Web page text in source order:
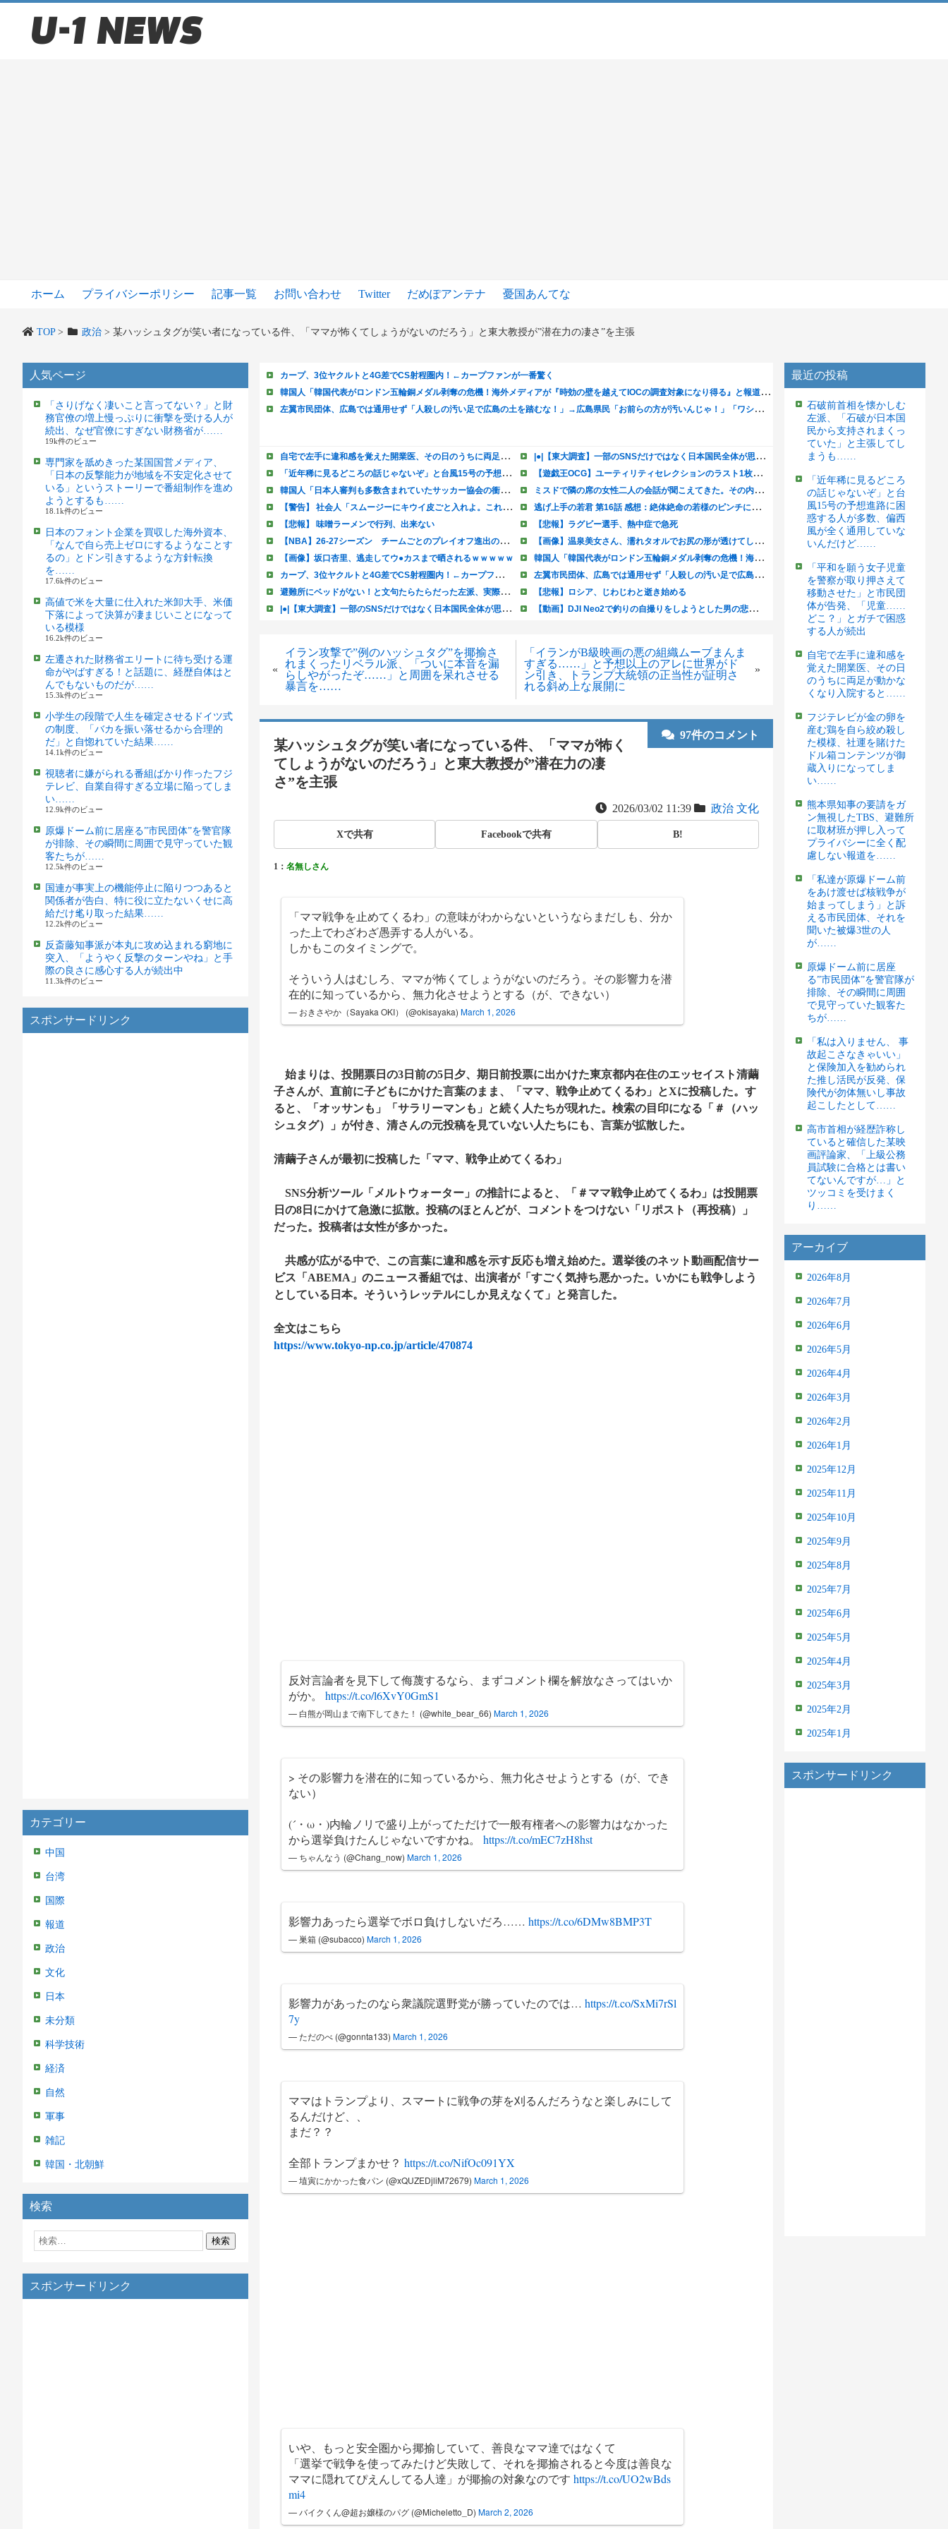
ホーム プライバシーポリシー 記事一覧 お問い合わせ Twitter だめぽアンテナ 憂国あんてな
TOP> 政治> 某ハッシュタグが笑い者になっている件、「ママが怖くてしょうがないのだろう」と東大教授が”潜在力の凄さ”を主張
人気ページ
「さりげなく凄いこと言ってない？」と財
務官僚の増上慢っぷりに衝撃を受ける人が
続出、なぜ官僚にすぎない財務省が……
19k件のビュー
専門家を舐めきった某国国営メディア、
「日本の反撃能力が地域を不安定化させて
いる」というストーリーで番組制作を進め
ようとするも……
18.1k件のビュー
日本のフォント企業を買収した海外資本、
「なんで自ら売上ゼロにするようなことす
るの」とドン引きするような方針転換
を……
17.6k件のビュー
高値で米を大量に仕入れた米卸大手、米価
下落によって決算が凄まじいことになって
いる模様
16.2k件のビュー
左遷された財務省エリートに待ち受ける運
命がやばすぎる！と話題に、経歴自体はと
んでもないものだが……
15.3k件のビュー
小学生の段階で人生を確定させるドイツ式
の制度、「バカを振い落せるから合理的
だ」と自惚れていた結果……
14.1k件のビュー
視聴者に嫌がられる番組ばかり作ったフジ
テレビ、自業自得すぎる立場に陥ってしま
い……
12.9k件のビュー
原爆ドーム前に居座る”市民団体”を警官隊
が排除、その瞬間に周囲で見守っていた観
客たちが……
12.5k件のビュー
国連が事実上の機能停止に陥りつつあると
関係者が告白、特に役に立たないくせに高
給だけ毟り取った結果……
12.2k件のビュー
反斎藤知事派が本丸に攻め込まれる窮地に
突入、「ようやく反撃のターンやね」と手
際の良さに感心する人が続出中
11.3k件のビュー
スポンサードリンク
カテゴリー
中国
台湾
国際
報道
政治
文化
日本
未分類
科学技術
経済
自然
軍事
雑記
韓国・北朝鮮
検索
スポンサードリンク
«
イラン攻撃で”例のハッシュタグ”を揶揄さ
れまくったリベラル派、「ついに本音を漏
らしやがったぞ……」と周囲を呆れさせる
暴言を……
「イランがB級映画の悪の組織ムーブまんま
すぎる……」と予想以上のアレに世界がド
ン引き、トランプ大統領の正当性が証明さ
れる斜め上な展開に
»
97件のコメント
某ハッシュタグが笑い者になっている件、「ママが怖く
てしょうがないのだろう」と東大教授が”潜在力の凄
さ”を主張
2026/03/02 11:39 政治 文化
Xで共有 Facebookで共有 B!
1： 名無しさん
「ママ戦争を止めてくるわ」の意味がわからないというならまだしも、分か
った上でわざわざ愚弄する人がいる。
しかもこのタイミングで。
そういう人はむしろ、ママが怖くてしょうがないのだろう。その影響力を潜
在的に知っているから、無力化させようとする（が、できない）
— おきさやか（Sayaka OKI） (@okisayaka) March 1, 2026
始まりは、投開票日の3日前の5日夕、期日前投票に出かけた東京都内在住のエッセイスト清繭
子さんが、直前に子どもにかけた言葉のまま、「ママ、戦争止めてくるわ」とXに投稿した。す
ると、「オッサンも」「サラリーマンも」と続く人たちが現れた。検索の目印になる「＃（ハッ
シュタグ）」が付き、清さんの元投稿を見ていない人たちにも、言葉が拡散した。
清繭子さんが最初に投稿した「ママ、戦争止めてくるわ」
SNS分析ツール「メルトウォーター」の推計によると、「＃ママ戦争止めてくるわ」は投開票
日の8日にかけて急激に拡散。投稿のほとんどが、コメントをつけない「リポスト（再投稿）」
だった。投稿者は女性が多かった。
共感が広がる中で、この言葉に違和感を示す反応も増え始めた。選挙後のネット動画配信サー
ビス「ABEMA」のニュース番組では、出演者が「すごく気持ち悪かった。いかにも戦争しよう
としている日本。そういうレッテルにしか見えなくて」と発言した。
全文はこちら
https://www.tokyo-np.co.jp/article/470874
反対言論者を見下して侮蔑するなら、まずコメント欄を解放なさってはいか
がか。 https://t.co/l6XvY0GmS1
— 白熊が岡山まで南下してきた！ (@white_bear_66) March 1, 2026
> その影響力を潜在的に知っているから、無力化させようとする（が、でき
ない）
(´・ω・)内輪ノリで盛り上がってただけで一般有権者への影響力はなかった
から選挙負けたんじゃないですかね。 https://t.co/mEC7zH8hst
— ちゃんなう (@Chang_now) March 1, 2026
影響力あったら選挙でボロ負けしないだろ…… https://t.co/6DMw8BMP3T
— 巣箱 (@subacco) March 1, 2026
影響力があったのなら衆議院選野党が勝っていたのでは… https://t.co/SxMi7rSl
7y
— ただのべ (@gonnta133) March 1, 2026
ママはトランプより、スマートに戦争の芽を刈るんだろうなと楽しみにして
るんだけど、、
まだ？？
全部トランプまかせ？ https://t.co/NifOc091YX
— 埴寅にかかった食パン (@xQUZEDjliM72679) March 1, 2026
いや、もっと安全圏から揶揄していて、善良なママ達ではなくて
「選挙で戦争を使ってみたけど失敗して、それを揶揄されると今度は善良な
ママに隠れてぴえんしてる人達」が揶揄の対象なのです https://t.co/UO2wBds
mi4
— バイクくん@超お嬢様のパグ (@Micheletto_D) March 2, 2026
最近の投稿
石破前首相を懐かしむ
左派、「石破が日本国
民から支持されまくっ
ていた」と主張してし
まうも……
「近年稀に見るどころ
の話じゃないぞ」と台
風15号の予想進路に困
惑する人が多数、偏西
風が全く通用していな
いんだけど……
「平和を願う女子児童
を警察が取り押さえて
移動させた」と市民団
体が告発、「児童……
どこ？」とガチで困惑
する人が続出
自宅で左手に違和感を
覚えた開業医、その日
のうちに両足が動かな
くなり入院すると……
フジテレビが金の卵を
産む鶏を自ら絞め殺し
た模様、社運を賭けた
ドル箱コンテンツが御
蔵入りになってしま
い……
熊本県知事の要請をガ
ン無視したTBS、避難所
に取材班が押し入って
プライバシーに全く配
慮しない報道を……
「私達が原爆ドーム前
をあけ渡せば核戦争が
始まってしまう」と訴
える市民団体、それを
聞いた被爆3世の人
が……
原爆ドーム前に居座
る”市民団体”を警官隊が
排除、その瞬間に周囲
で見守っていた観客た
ちが……
「私は入りません、 事
故起こさなきゃいい」
と保険加入を勧められ
た推し活民が反発、保
険代が勿体無いし事故
起こしたとして……
高市首相が経歴詐称し
ていると確信した某映
画評論家、「上級公務
員試験に合格とは書い
てないんですが…」と
ツッコミを受けまく
り……
アーカイブ
2026年8月
2026年7月
2026年6月
2026年5月
2026年4月
2026年3月
2026年2月
2026年1月
2025年12月
2025年11月
2025年10月
2025年9月
2025年8月
2025年7月
2025年6月
2025年5月
2025年4月
2025年3月
2025年2月
2025年1月
スポンサードリンク